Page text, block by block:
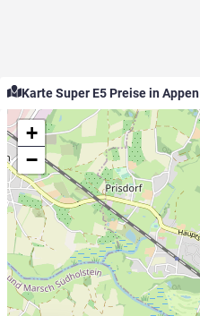
Karte Super E5 Preise in Appen
+
−